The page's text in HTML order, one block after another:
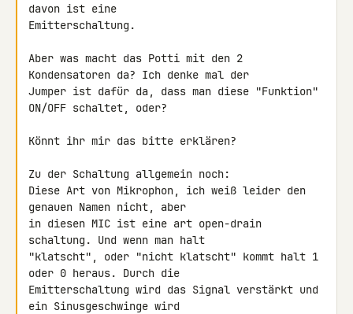
davon ist eine
Emitterschaltung.
Aber was macht das Potti mit den 2
Kondensatoren da? Ich denke mal der
Jumper ist dafür da, dass man diese "Funktion"
ON/OFF schaltet, oder?
Könnt ihr mir das bitte erklären?
Zu der Schaltung allgemein noch:
Diese Art von Mikrophon, ich weiß leider den
genauen Namen nicht, aber
in diesen MIC ist eine art open-drain
schaltung. Und wenn man halt
"klatscht", oder "nicht klatscht" kommt halt 1
oder 0 heraus. Durch die
Emitterschaltung wird das Signal verstärkt und
ein Sinusgeschwinge wird